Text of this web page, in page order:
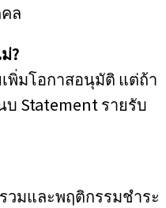
ล
?
พิ่มโอกาสอนุมัติ แต่ถ้า
Statement รายรับ
วมและพฤติกรรมชำระ